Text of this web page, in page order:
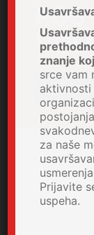
znanje
srce vam
za naše
Prijavite
uspeha.